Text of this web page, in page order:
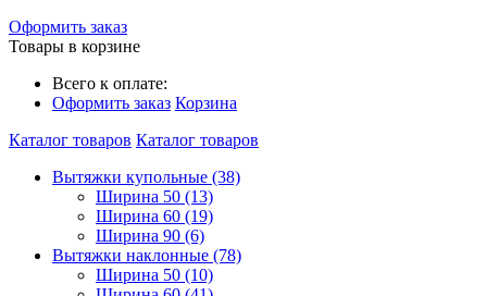
Оформить заказ
Товары в корзине
Всего к оплате:
Оформить заказ Корзина
Каталог товаров Каталог товаров
Вытяжки купольные (38)
Ширина 50 (13)
Ширина 60 (19)
Ширина 90 (6)
Вытяжки наклонные (78)
Ширина 50 (10)